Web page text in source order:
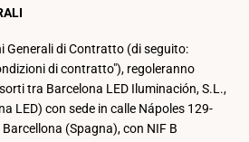
Generali di Contratto (di seguito:
di contratto"), regoleranno
tra Barcelona LED Iluminación, S.L.,
LED) con sede in calle Nápoles 129-
(Spagna), con NIF B